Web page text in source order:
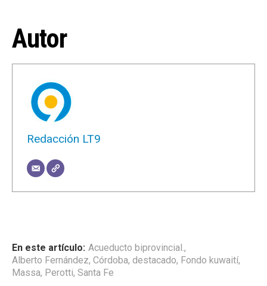
Autor
Redacción LT9
Acueducto biprovincial.,
Alberto Fernández, Córdoba, destacado, Fondo kuwaití,
Massa, Perotti, Santa Fe